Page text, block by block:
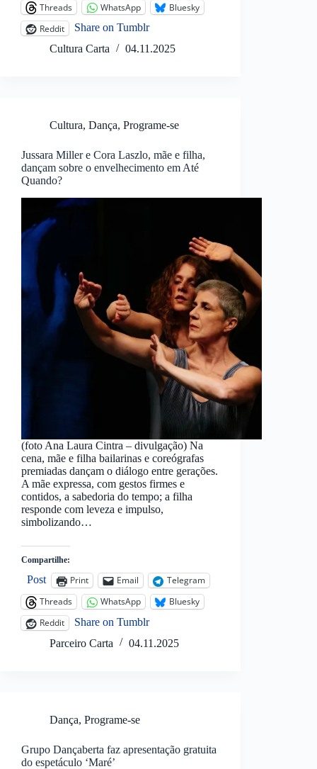
Threads
WhatsApp
Bluesky
Reddit
Share on Tumblr
Cultura Carta
04.11.2025
Cultura, Dança, Programe-se
Jussara Miller e Cora Laszlo, mãe e filha,
dançam sobre o envelhecimento em Até
Quando?
(foto Ana Laura Cintra – divulgação) Na
cena, mãe e filha bailarinas e coreógrafas
premiadas dançam o diálogo entre gerações.
A mãe expressa, com gestos firmes e
contidos, a sabedoria do tempo; a filha
responde com leveza e impulso,
simbolizando…
Compartilhe:
Post Print Email
Telegram
Threads
WhatsApp
Bluesky
Reddit
Share on Tumblr
Parceiro Carta
04.11.2025
Dança, Programe-se
Grupo Dançaberta faz apresentação gratuita
do espetáculo ‘Maré’